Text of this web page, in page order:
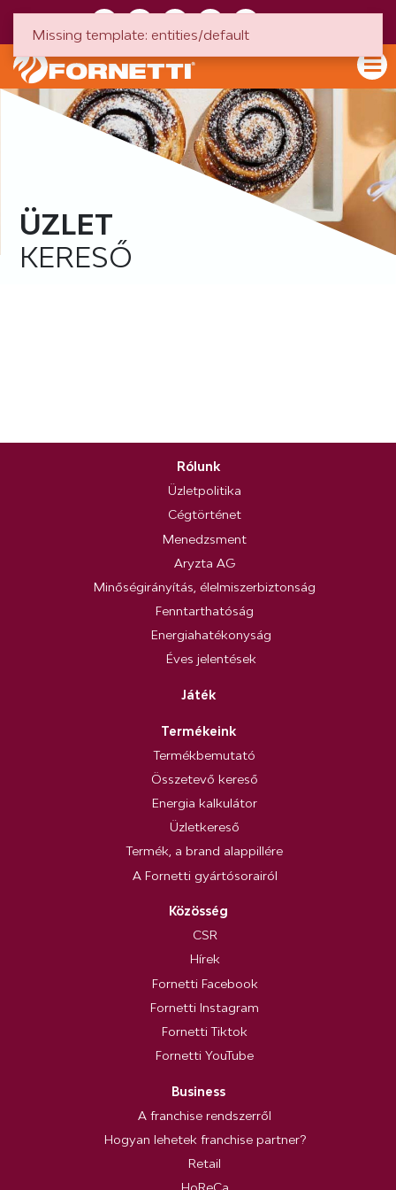
ÜZLET
KERESŐ
Rólunk
Üzletpolitika
Cégtörténet
Menedzsment
Aryzta AG
Minőségirányítás, élelmiszerbiztonság
Fenntarthatóság
Energiahatékonyság
Éves jelentések
Játék
Termékeink
Termékbemutató
Összetevő kereső
Energia kalkulátor
Üzletkereső
Termék, a brand alappillére
A Fornetti gyártósorairól
Közösség
CSR
Hírek
Fornetti Facebook
Fornetti Instagram
Fornetti Tiktok
Fornetti YouTube
Business
A franchise rendszerről
Hogyan lehetek franchise partner?
Retail
Missing template: entities/default